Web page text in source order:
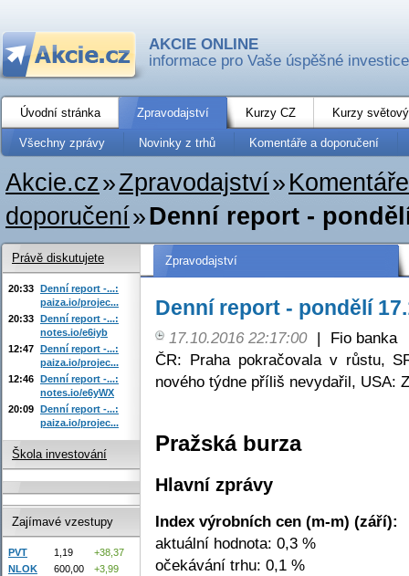
AKCIE ONLINE
informace pro Vaše úspěšné investice
Úvodní stránka Zpravodajství Kurzy CZ Kurzy
Všechny zprávy Novinky z trhů Komentáře a doporučení
Akcie.cz»Zpravodajství»
doporučení»Denní report -
Zpravodajství
Denní report - pondělí
17.10.2016 22:17:00 |
Fio banka
ČR: Praha pokračovala v růstu,
nového týdne příliš nevydařil, USA:
Pražská burza
Hlavní zprávy
Index výrobních cen (m-m) (září):
aktuální hodnota: 0,3 %
očekávání trhu: 0,1 %
Právě diskutujete
20:33 Denní report -...:
paiza.io/projec...
20:33 Denní report -...:
notes.io/e6iyb
12:47 Denní report -...:
paiza.io/projec...
12:46 Denní report -...:
notes.io/e6yWX
20:09 Denní report -...:
paiza.io/projec...
Škola investování
Zajímavé vzestupy
PVT 1,19
+38,37
NLOK
600,00
+3,99